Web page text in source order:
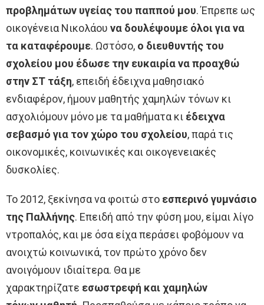
προβλημάτων υγείας του παππού μου. Έπρεπε ως
οικογένεια Νικολάου να δουλέψουμε όλοι για να
τα καταφέρουμε. Ωστόσο, ο διευθυντής του
σχολείου μου έδωσε την ευκαιρία να προαχθώ
στην ΣΤ τάξη, επειδή έδειχνα μαθησιακό
ενδιαφέρον, ήμουν μαθητής χαμηλών τόνων κι
ασχολιόμουν μόνο με τα μαθήματα κι έδειχνα
σεβασμό για τον χώρο του σχολείου, παρά τις
οικονομικές, κοινωνικές και οικογενειακές
δυσκολίες.
Το 2012, ξεκίνησα να φοιτώ στο εσπερινό γυμνάσιο
της Παλλήνης. Επειδή από την φύση μου, είμαι λίγο
ντροπαλός, και με όσα είχα περάσει φοβόμουν να
ανοιχτώ κοινωνικά, τον πρώτο χρόνο δεν
ανοιγόμουν ιδιαίτερα. Θα με
χαρακτηρίζατε εσωστρεφή και χαμηλών